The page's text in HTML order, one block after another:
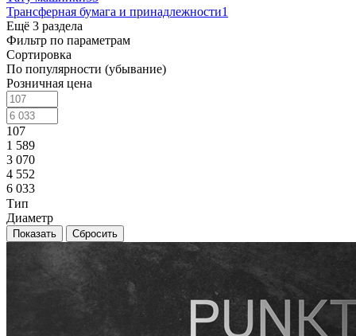
Трансферная бумага и принадлежности1
Ещё 3 раздела
Фильтр по параметрам
Сортировка
По популярности (убывание)
Розничная цена
107
1 589
3 070
4 552
6 033
Тип
Диаметр
Сбросить